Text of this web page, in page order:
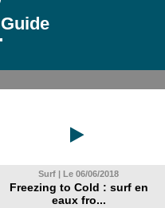
Surf | Le 06/06/2018
Freezing to Cold : surf en
eaux fro...